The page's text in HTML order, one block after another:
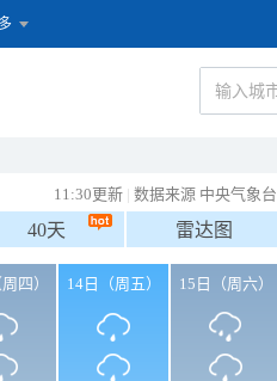
11:30更新 | 数据来源 中央气象台
40天 雷达图
四） 14日（周五） 15日（周六）